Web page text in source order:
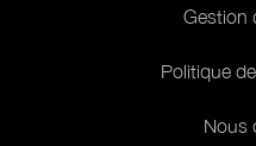
Gestion
Politique
Nous